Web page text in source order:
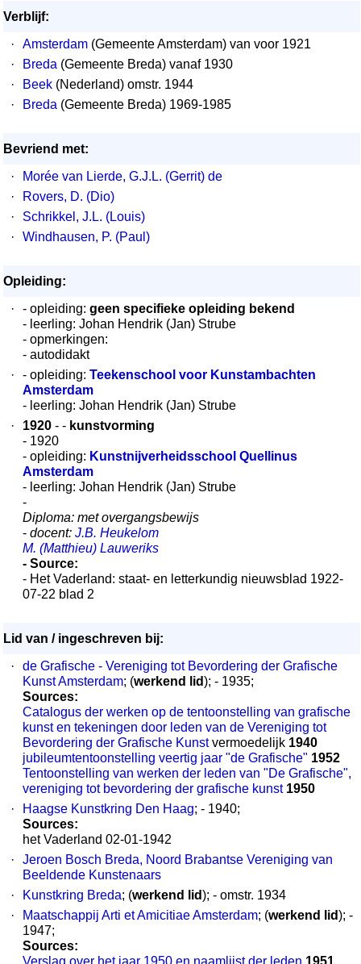
Verblijf:
·
Amsterdam (Gemeente Amsterdam) van voor 1921
·
Breda (Gemeente Breda) vanaf 1930
·
Beek (Nederland) omstr. 1944
·
Breda (Gemeente Breda) 1969-1985
Bevriend met:
·
Morée van Lierde, G.J.L. (Gerrit) de
·
Rovers, D. (Dio)
·
Schrikkel, J.L. (Louis)
·
Windhausen, P. (Paul)
Opleiding:
·
- opleiding: geen specifieke opleiding bekend
- leerling: Johan Hendrik (Jan) Strube
- opmerkingen:
- autodidakt
·
- opleiding: Teekenschool voor Kunstambachten
Amsterdam
- leerling: Johan Hendrik (Jan) Strube
·
1920 - - kunstvorming
- 1920
- opleiding: Kunstnijverheidsschool Quellinus
Amsterdam
- leerling: Johan Hendrik (Jan) Strube
-
Diploma: met overgangsbewijs
- docent: J.B. Heukelom
M. (Matthieu) Lauweriks
- Source:
- Het Vaderland: staat- en letterkundig nieuwsblad 1922-
07-22 blad 2
Lid van / ingeschreven bij:
·
de Grafische - Vereniging tot Bevordering der Grafische
Kunst Amsterdam; (werkend lid); - 1935;
Sources:
Catalogus der werken op de tentoonstelling van grafische
kunst en tekeningen door leden van de Vereniging tot
Bevordering der Grafische Kunstvermoedelijk 1940
jubileumtentoonstelling veertig jaar "de Grafische" 1952
Tentoonstelling van werken der leden van "De Grafische",
vereniging tot bevordering der grafische kunst 1950
·
Haagse Kunstkring Den Haag; - 1940;
Sources:
het Vaderland 02-01-1942
·
Jeroen Bosch Breda, Noord Brabantse Vereniging van
Beeldende Kunstenaars
·
Kunstkring Breda; (werkend lid); - omstr. 1934
·
Maatschappij Arti et Amicitiae Amsterdam; (werkend lid); -
1947;
Sources:
Verslag over het jaar 1950 en naamlijst der leden 1951